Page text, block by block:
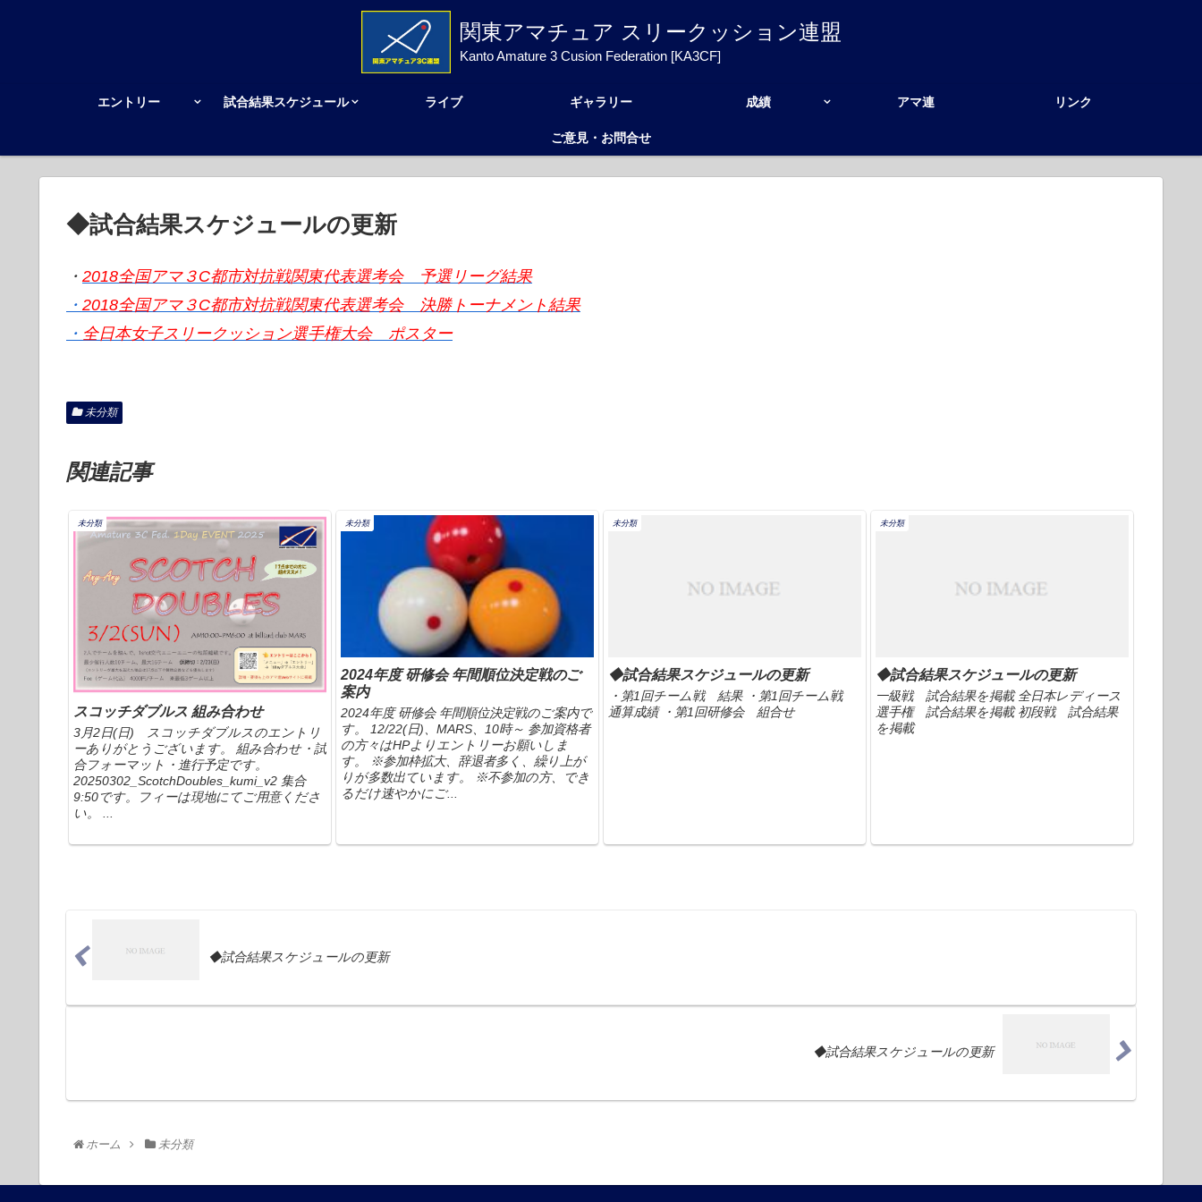
関東アマチュア スリークッション連盟
Kanto Amature 3 Cusion Federation [KA3CF]
エントリー 試合結果スケジュール ライブ ギャラリー 成績 アマ連 リンク
ご意見・お問合せ
◆試合結果スケジュールの更新
・ 2018全国アマ３C都市対抗戦関東代表選考会 予選リーグ結果
・ 2018全国アマ３C都市対抗戦関東代表選考会 決勝トーナメント結果
・ 全日本女子スリークッション選手権大会 ポスター
未分類
関連記事
未分類
スコッチダブルス 組み合わせ
3月2日(日) スコッチダブルスのエントリ
ーありがとうございます。 組み合わせ・試
合フォーマット・進行予定です。
20250302_ScotchDoubles_kumi_v2 集合
9:50です。フィーは現地にてご用意くださ
い。 ...
未分類
2024年度 研修会 年間順位決定戦のご
案内
2024年度 研修会 年間順位決定戦のご案内で
す。 12/22(日)、MARS、10時～ 参加資格者
の方々はHPよりエントリーお願いしま
す。 ※参加枠拡大、辞退者多く、繰り上が
りが多数出ています。 ※不参加の方、でき
るだけ速やかにご...
未分類
◆試合結果スケジュールの更新
・第1回チーム戦 結果 ・第1回チーム戦
通算成績 ・第1回研修会 組合せ
未分類
◆試合結果スケジュールの更新
一級戦 試合結果を掲載 全日本レディース
選手権 試合結果を掲載 初段戦 試合結果
を掲載
◆試合結果スケジュールの更新
◆試合結果スケジュールの更新
ホーム 未分類